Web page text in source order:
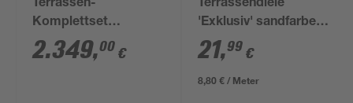
Terrassen-
Komplettset
'strongWood solid db'
muschelfarben/steinfarben
2.349,00 €
Terrassendiele
'Exklusiv' sandfarben
matt 2500 x 145 x 26
mm
21,99 €
8,80 € / Meter